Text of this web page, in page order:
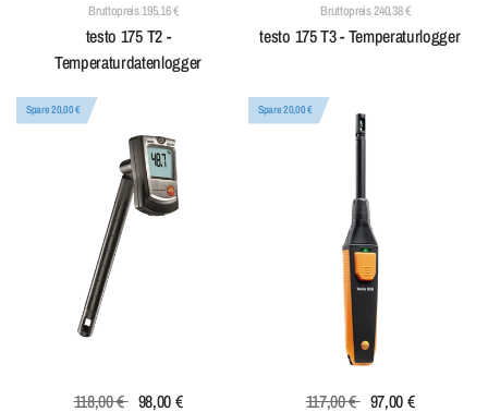
Bruttopreis 195,16 €
testo 175 T2 -
Temperaturdatenlogger
Bruttopreis 240,38 €
testo 175 T3 - Temperaturlogger
Spare 20,00 €
118,00 € 98,00 €
Spare 20,00 €
117,00 € 97,00 €